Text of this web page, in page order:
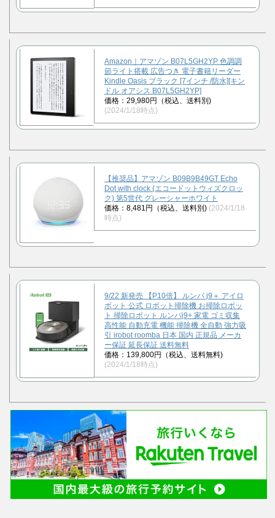
Amazon｜アマゾン B07L5GH2YP 色調調
節ライト搭載 広告つき 電子書籍リーダー
Kindle Oasis ブラック [7インチ /防水][キン
ドル オアシス B07L5GH2YP]
価格：29,980円（税込、送料別)
(2024/1/18時点)
【推奨品】アマゾン B09B9B49GT Echo
Dot with clock (エコードットウィズクロッ
ク) 第5世代 グレーシャーホワイト
価格：8,481円（税込、送料別) (2024/1/18
時点)
9/22 新発売 【P10倍】 ルンバ j9＋ アイロ
ボット 公式 ロボット掃除機 お掃除ロボッ
ト 掃除ロボット ルンバj9+ 家電 ゴミ収集
高性能 自動充電 機能 掃除機 全自動 強力吸
引 irobot roomba 日本 国内 正規品 メーカ
ー保証 延長保証 送料無料
価格：139,800円（税込、送料無料)
(2024/1/18時点)